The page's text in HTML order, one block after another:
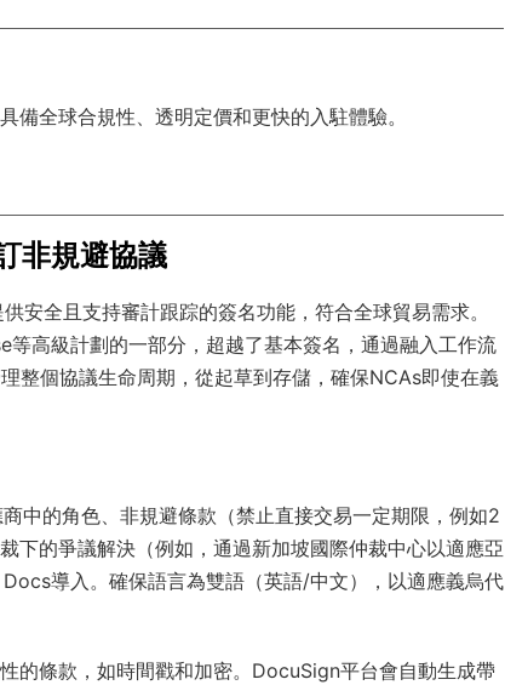
備全球合規性、透明定價和更快的入駐體驗。
非規避協議
安全且支持審計跟踪的簽名功能，符合全球貿易需求。
高級計劃的一部分，超越了基本簽名，通過融入工作流
整個協議生命周期，從起草到存儲，確保NCAs即使在義
中的角色、非規避條款（禁止直接交易一定期限，例如2
下的爭議解決（例如，通過新加坡國際仲裁中心以適應亞
導入。確保語言為雙語（英語/中文），以適應義烏代
的條款，如時間戳和加密。DocuSign平台會自動生成帶